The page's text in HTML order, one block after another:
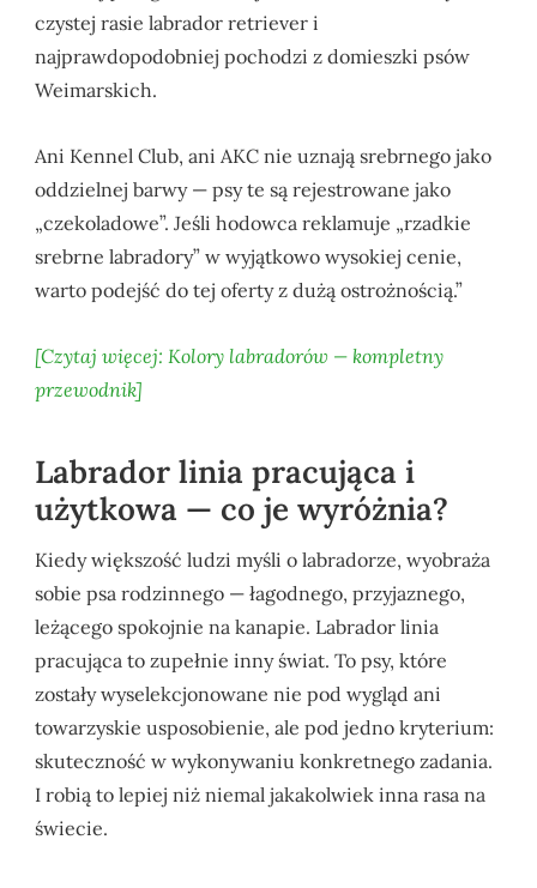
czystej rasie labrador retriever i
najprawdopodobniej pochodzi z domieszki psów
Weimarskich.
Ani Kennel Club, ani AKC nie uznają srebrnego jako
oddzielnej barwy — psy te są rejestrowane jako
„czekoladowe”. Jeśli hodowca reklamuje „rzadkie
srebrne labradory” w wyjątkowo wysokiej cenie,
warto podejść do tej oferty z dużą ostrożnością.”
[Czytaj więcej: Kolory labradorów — kompletny
przewodnik]
Labrador linia pracująca i
użytkowa — co je wyróżnia?
Kiedy większość ludzi myśli o labradorze, wyobraża
sobie psa rodzinnego — łagodnego, przyjaznego,
leżącego spokojnie na kanapie. Labrador linia
pracująca to zupełnie inny świat. To psy, które
zostały wyselekcjonowane nie pod wygląd ani
towarzyskie usposobienie, ale pod jedno kryterium:
skuteczność w wykonywaniu konkretnego zadania.
I robią to lepiej niż niemal jakakolwiek inna rasa na
świecie.